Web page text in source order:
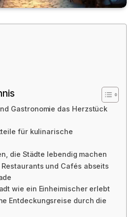
Gastronomie das Herzstück
für kulinarische
die Städte lebendig machen
und Cafés abseits
wie ein Einheimischer erlebt
Entdeckungsreise durch die